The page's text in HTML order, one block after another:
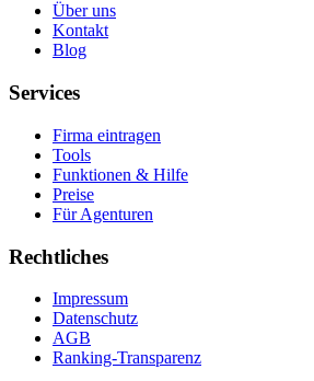
Über uns
Kontakt
Blog
Services
Firma eintragen
Tools
Funktionen & Hilfe
Preise
Für Agenturen
Rechtliches
Impressum
Datenschutz
AGB
Ranking-Transparenz